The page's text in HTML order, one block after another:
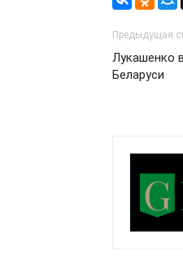
Предыдущая
Лукашенко
Беларуси